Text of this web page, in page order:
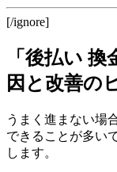
[/ignore]
「後払い
因と改善の
うまく進まない場
できることが多い
します。